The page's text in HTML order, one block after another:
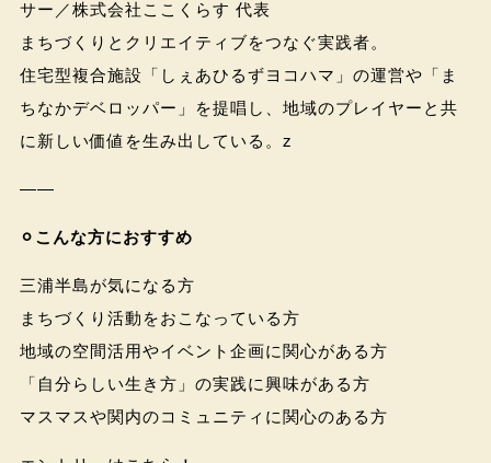
サー／株式会社ここくらす 代表
まちづくりとクリエイティブをつなぐ実践者。
住宅型複合施設「しぇあひるずヨコハマ」の運営や「ま
ちなかデベロッパー」を提唱し、地域のプレイヤーと共
に新しい価値を生み出している。z
――
⚪︎こんな方におすすめ
三浦半島が気になる方
まちづくり活動をおこなっている方
地域の空間活用やイベント企画に関心がある方
「自分らしい生き方」の実践に興味がある方
マスマスや関内のコミュニティに関心のある方